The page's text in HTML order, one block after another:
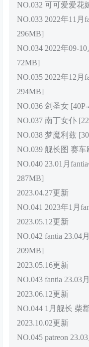
NO.032 可可爱爱花
NO.033 2022年11月
296MB]
NO.034 2022年09-
72MB]
NO.035 2022年12月
294MB]
NO.036 剑圣女
NO.037 南丁女仆
NO.038 梦魔利兹
NO.039 舰长图 赛车
NO.040 23.01月
287MB]
2023.04.27更新
NO.041 2023年1月
2023.05.12更新
NO.042 fantia 23.04
209MB]
2023.05.16更新
NO.043 fantia 23.03
2023.06.12更新
NO.044 1月舰长 柴
2023.10.02更新
NO.045 patreon